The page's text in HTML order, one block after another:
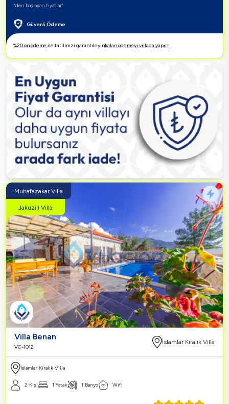
Güvenli Ödeme
"den başlayan fiyatlar"
%20 ön ödeme,ile tatilinizi garantileyinkalan ödemeyi villada yapın!
Muhafazakar Villa
Jakuzili Villa
Villa Benan
VC-1012
İslamlar Kiralık Villa
İslamlar Kiralık Villa
2 Kişi 1 Yatak 1 Banyo Wifi